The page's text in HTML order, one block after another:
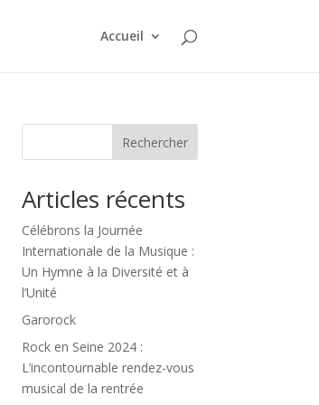
Accueil
Rechercher
Articles récents
Célébrons la Journée
Internationale de la Musique :
Un Hymne à la Diversité et à
l’Unité
Garorock
Rock en Seine 2024 :
L’incontournable rendez-vous
musical de la rentrée